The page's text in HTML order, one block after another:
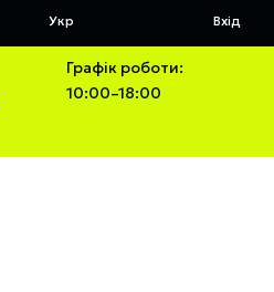
Укр Вхід
Графік роботи:
10:00–18:00